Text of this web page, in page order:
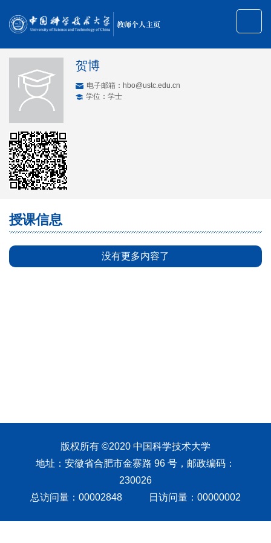
教师个人主页
贺博
电子邮箱： hbo@ustc.edu.cn
学位：学士
授课信息
没有更多内容了
版权所有 ©2020 中国科学技术大学
地址：安徽省合肥市金寨路 96 号，邮政编码：
230026
总访问量： 00002848 日访问量： 00000002